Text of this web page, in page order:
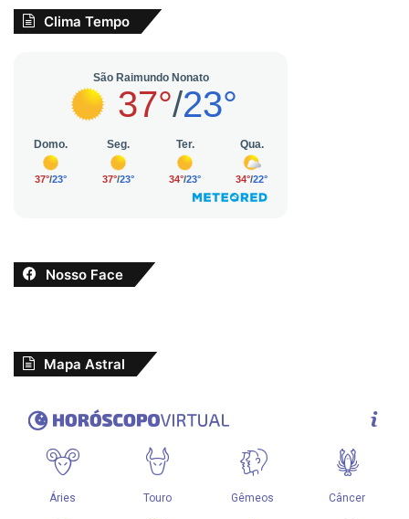
Clima Tempo
Nosso Face
Mapa Astral